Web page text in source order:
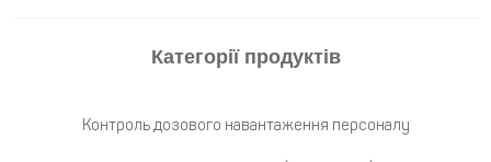
Категорії продуктів
Контроль дозового навантаження персоналу